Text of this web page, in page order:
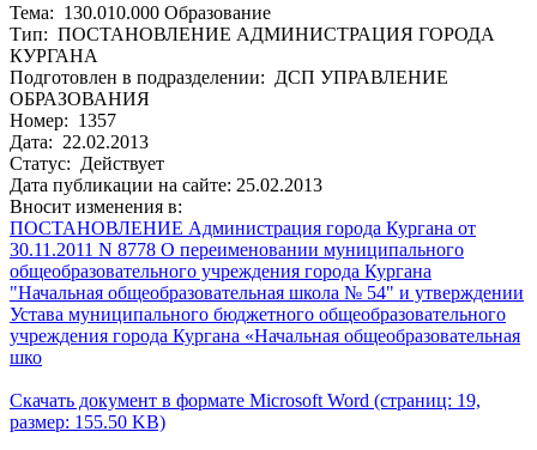
Тема: 130.010.000 Образование
Тип: ПОСТАНОВЛЕНИЕ АДМИНИСТРАЦИЯ ГОРОДА
КУРГАНА
Подготовлен в подразделении: ДСП УПРАВЛЕНИЕ
ОБРАЗОВАНИЯ
Номер: 1357
Дата: 22.02.2013
Статус: Действует
Дата публикации на сайте: 25.02.2013
Вносит изменения в:
ПОСТАНОВЛЕНИЕ Администрация города Кургана от
30.11.2011 N 8778 О переименовании муниципального
общеобразовательного учреждения города Кургана
"Начальная общеобразовательная школа № 54" и утверждении
Устава муниципального бюджетного общеобразовательного
учреждения города Кургана «Начальная общеобразовательная
шко
Скачать документ в формате Microsoft Word (страниц: 19,
размер: 155.50 KB)